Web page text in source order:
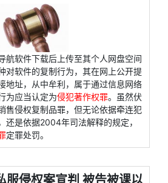
航软件下载后上传至其个人网盘空间
对软件的复制行为，其在网上公开提
地址，从中牟利，属于通过信息网络
为应当认定为侵犯著作权罪。虽然伏
售侵权复制品罪，但无论依据牵连犯
还是依据2004年司法解释的规定，
定罪处罚。
服侵权案宣判 被告被课以